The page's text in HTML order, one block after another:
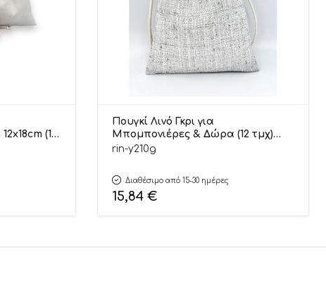
(10
Πουγκί Λινό Γκρι για
Μπομπονιέρες & Δώρα (12 τμχ)
18x12cm | Υ210Γ Riniotis
rin-y210g
Διαθέσιμο από 15-30 ημέρες
15,84 €